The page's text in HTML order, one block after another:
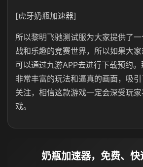
[虎牙奶瓶加速器]
所以黎明飞驰测试服为大家提供了
战和乐趣的竞赛世界，所以如果大
可以通过九游APP去进行下载预约
非常丰富的玩法和逼真的画面，吸
关注，相信这款游戏一定会深受玩
戏。
奶瓶加速器，免费、快